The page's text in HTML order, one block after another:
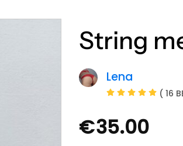
String
Lena
( 16
€35.00